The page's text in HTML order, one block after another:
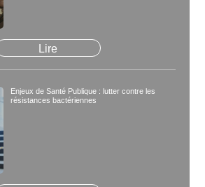
Lire
Enjeux de Santé Publique : lutter contre les
résistances bactériennes